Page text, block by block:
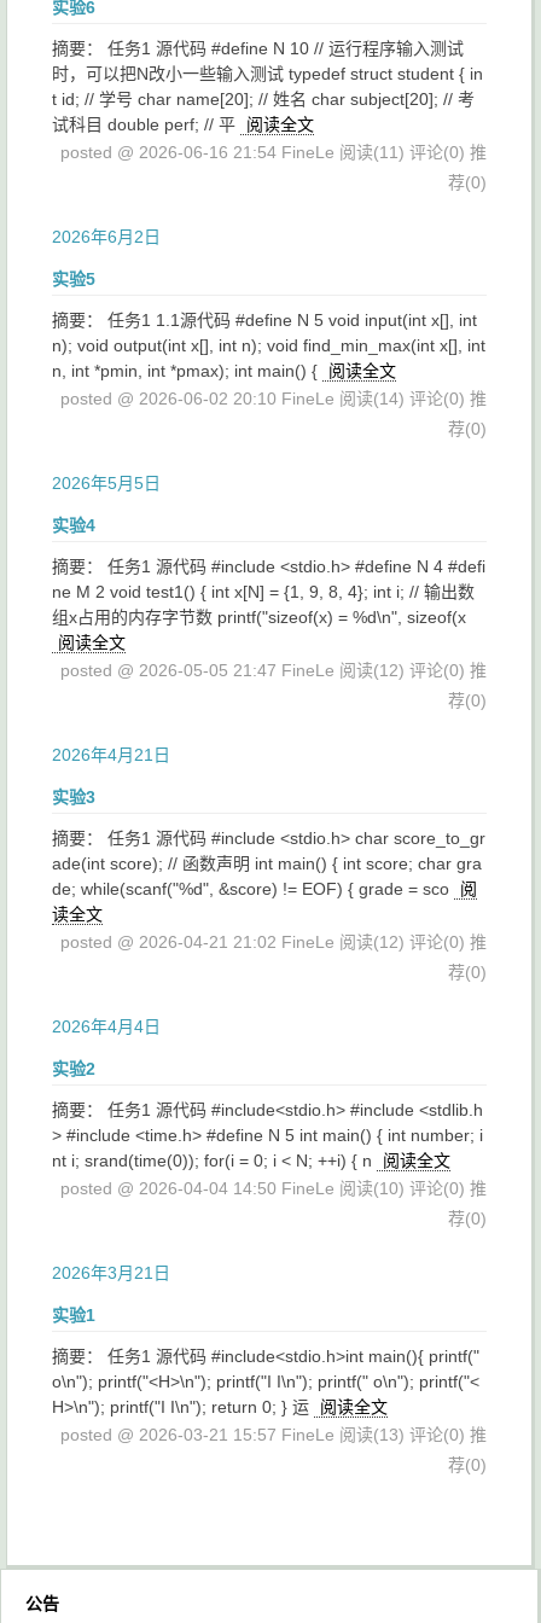
实验6
摘要： 任务1 源代码 #define N 10 // 运行程序输入测试
时，可以把N改小一些输入测试 typedef struct student { in
t id; // 学号 char name[20]; // 姓名 char subject[20]; // 考
试科目 double perf; // 平
阅读全文
posted @ 2026-06-16 21:54 FineLe 阅读(11) 评论(0) 推
荐(0)
2026年6月2日
实验5
摘要： 任务1 1.1源代码 #define N 5 void input(int x[], int
n); void output(int x[], int n); void find_min_max(int x[], int
n, int *pmin, int *pmax); int main() {
阅读全文
posted @ 2026-06-02 20:10 FineLe 阅读(14) 评论(0) 推
荐(0)
2026年5月5日
实验4
摘要： 任务1 源代码 #include <stdio.h> #define N 4 #defi
ne M 2 void test1() { int x[N] = {1, 9, 8, 4}; int i; // 输出数
组x占用的内存字节数 printf("sizeof(x) = %d\n", sizeof(x
阅读全文
posted @ 2026-05-05 21:47 FineLe 阅读(12) 评论(0) 推
荐(0)
2026年4月21日
实验3
摘要： 任务1 源代码 #include <stdio.h> char score_to_gr
ade(int score); // 函数声明 int main() { int score; char gra
de; while(scanf("%d", &score) != EOF) { grade = sco
阅
读全文
posted @ 2026-04-21 21:02 FineLe 阅读(12) 评论(0) 推
荐(0)
2026年4月4日
实验2
摘要： 任务1 源代码 #include<stdio.h> #include <stdlib.h
> #include <time.h> #define N 5 int main() { int number; i
nt i; srand(time(0)); for(i = 0; i < N; ++i) { n
阅读全文
posted @ 2026-04-04 14:50 FineLe 阅读(10) 评论(0) 推
荐(0)
2026年3月21日
实验1
摘要： 任务1 源代码 #include<stdio.h>int main(){ printf("
o\n"); printf("<H>\n"); printf("I I\n"); printf(" o\n"); printf("<
H>\n"); printf("I I\n"); return 0; } 运
阅读全文
posted @ 2026-03-21 15:57 FineLe 阅读(13) 评论(0) 推
荐(0)
公告